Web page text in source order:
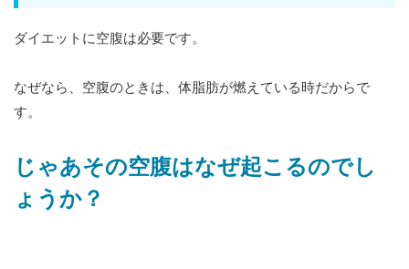
ダイエットに空腹は必要です。
なぜなら、空腹のときは、体脂肪が燃えている時だからで
す。
じゃあその空腹はなぜ起こるのでし
ょうか？